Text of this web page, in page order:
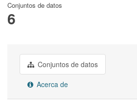
Conjuntos de datos
6
Conjuntos de datos
Acerca de